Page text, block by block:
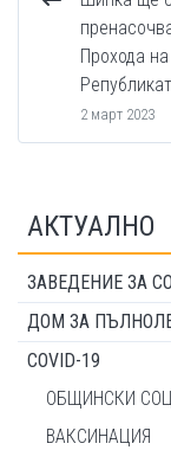
Прохода на
2 март 2023
АКТУАЛНО
ЗАВЕДЕНИЕ ЗА
ДОМ ЗА
COVID-19
ОБЩИНСКИ
ВАКСИНАЦИЯ